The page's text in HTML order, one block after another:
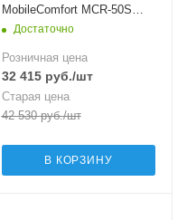
MobileComfort MCR-50S
серебристый
Достаточно
Розничная цена
32 415руб./шт
Старая цена
42 530руб./шт
В КОРЗИНУ